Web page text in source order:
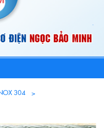
304